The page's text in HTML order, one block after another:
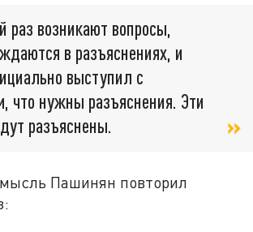
раз возникают вопросы,
в разъяснениях, и
выступил с
что нужны разъяснения. Эти
разъяснены.
Пашинян повторил